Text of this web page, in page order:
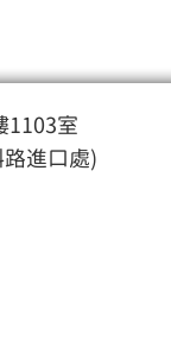
1103室
進口處)